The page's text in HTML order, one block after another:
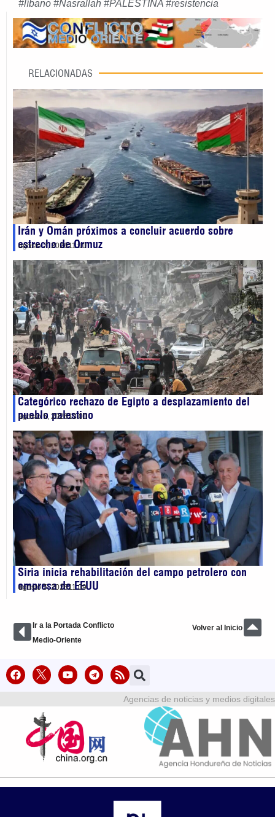
#líbano #Nasrallah #PALESTINA #resistencia
RELACIONADAS
Irán y Omán próximos a concluir acuerdo sobre
estrecho de Ormuz
agosto 7, 202611:10
Categórico rechazo de Egipto a desplazamiento del
pueblo palestino
agosto 5, 202613:00
Siria inicia rehabilitación del campo petrolero con
empresa de EEUU
agosto 5, 202611:09
Ir a la Portada Conflicto
Medio-Oriente
Volver al Inicio
Agencias de noticias y medios digitales